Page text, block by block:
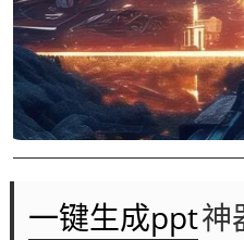
一键生成ppt神